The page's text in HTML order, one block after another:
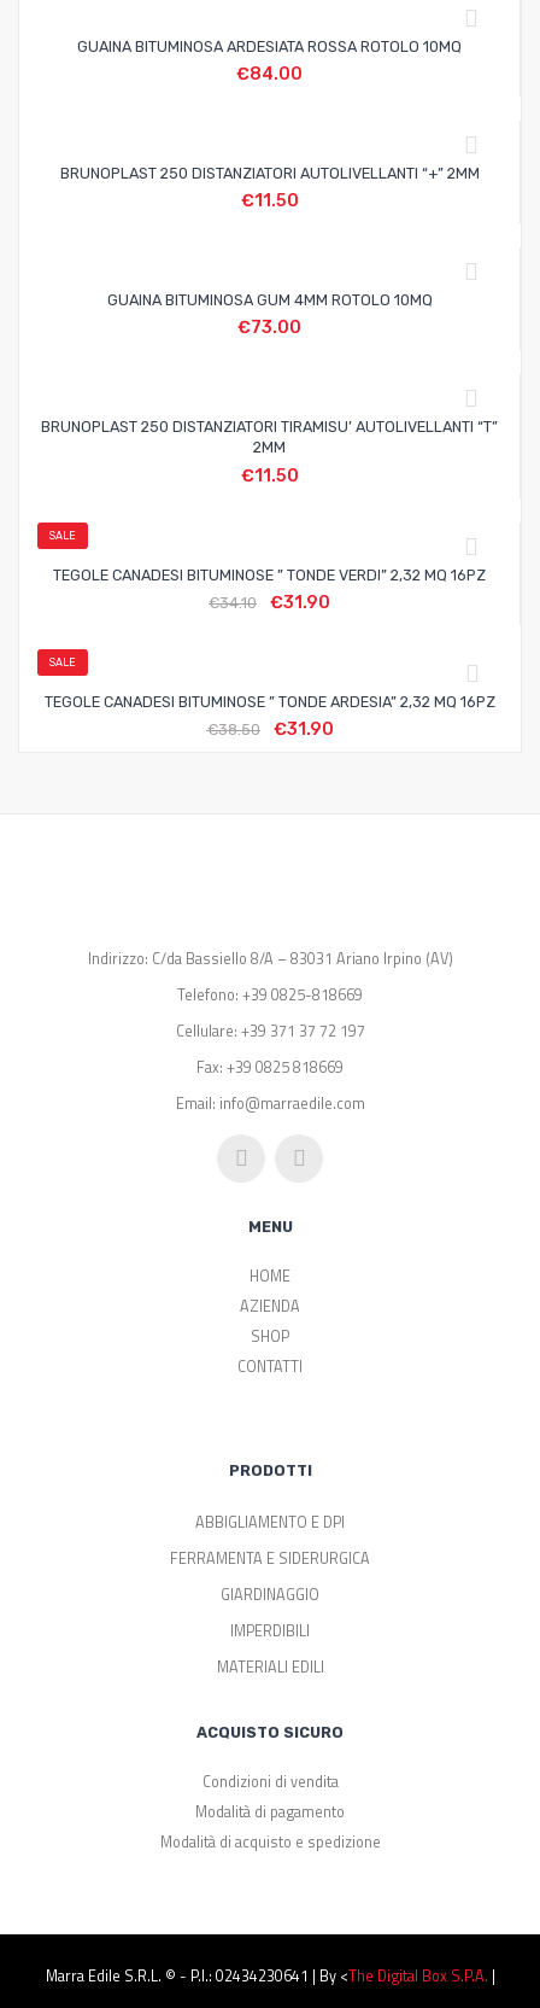
GUAINA BITUMINOSA ARDESIATA ROSSA ROTOLO 10MQ
€84.00
BRUNOPLAST 250 DISTANZIATORI AUTOLIVELLANTI “+” 2MM
€11.50
GUAINA BITUMINOSA GUM 4MM ROTOLO 10MQ
€73.00
BRUNOPLAST 250 DISTANZIATORI TIRAMISU’ AUTOLIVELLANTI “T”
2MM
€11.50
SALE
TEGOLE CANADESI BITUMINOSE ” TONDE VERDI” 2,32 MQ 16PZ
€34.10 €31.90
SALE
TEGOLE CANADESI BITUMINOSE ” TONDE ARDESIA” 2,32 MQ 16PZ
€38.50 €31.90
Indirizzo: C/da Bassiello 8/A – 83031 Ariano Irpino (AV)
Telefono: +39 0825-818669
Cellulare: +39 371 37 72 197
Fax: +39 0825 818669
Email: info@marraedile.com
MENU
HOME
AZIENDA
SHOP
CONTATTI
PRODOTTI
ABBIGLIAMENTO E DPI
FERRAMENTA E SIDERURGICA
GIARDINAGGIO
IMPERDIBILI
MATERIALI EDILI
ACQUISTO SICURO
Condizioni di vendita
Modalità di pagamento
Modalità di acquisto e spedizione
Marra Edile S.r.l. © - P.I.: 02434230641 | By <The Digital Box S.p.a. |